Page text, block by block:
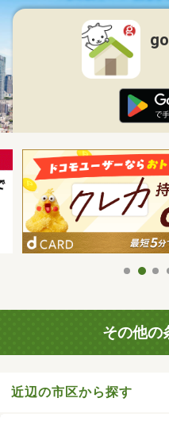
その他の
近辺の市区から探す